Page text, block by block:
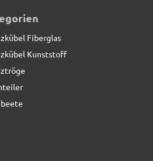
Fiberglas
Kunststoff